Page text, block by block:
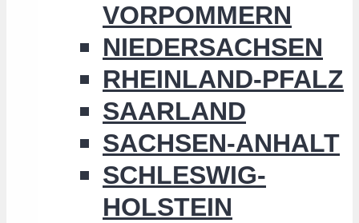
VORPOMMERN
NIEDERSACHSEN
RHEINLAND-PFALZ
SAARLAND
SACHSEN-ANHALT
SCHLESWIG-
HOLSTEIN